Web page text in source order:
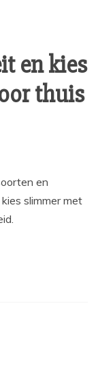
en kies
thuis
en
slimmer met